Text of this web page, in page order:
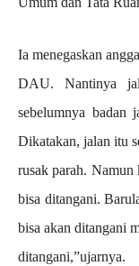
Ia menegaskan
DAU. Nantinya
sebelumnya badan
Dikatakan, jalan itu
rusak parah. Namun
bisa ditangani.
bisa akan ditangani
ditangani,”ujarnya.